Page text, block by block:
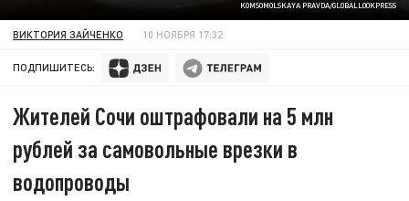
KOMSOMOLSKAYA PRAVDA/GLOBALLOOKPRESS
ВИКТОРИЯ ЗАЙЧЕНКО 10 НОЯБРЯ 17:32
ПОДПИШИТЕСЬ:
Жителей Сочи оштрафовали на 5 млн
рублей за самовольные врезки в
водопроводы